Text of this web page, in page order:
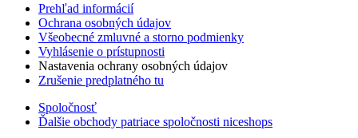
Prehľad informácií
Ochrana osobných údajov
Všeobecné zmluvné a storno podmienky
Vyhlásenie o prístupnosti
Nastavenia ochrany osobných údajov
Zrušenie predplatného tu
Spoločnosť
Ďalšie obchody patriace spoločnosti niceshops